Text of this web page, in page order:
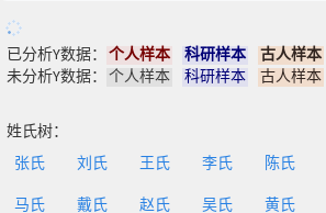
已分析Y数据： 个人样本 科研样本
古人样本
未分析Y数据：
个人样本 科研样本 古人样本
姓氏树：
张氏
刘氏 王氏 李氏 陈氏
马氏 戴氏 赵氏 吴氏 黄氏